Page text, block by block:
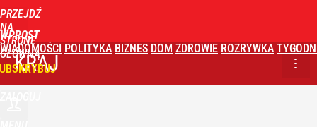
PRZEJDŹ
NA
STRONĘ
GŁÓWNĄ
WPROST
WIADOMOŚCI POLITYKA BIZNES DOM ZDROWIE ROZRYWKA
KRAJ